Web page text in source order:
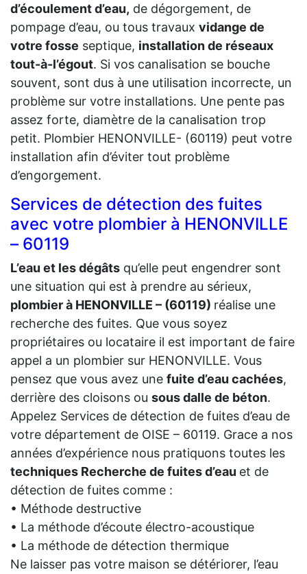
d’écoulement d’eau, de dégorgement, de
pompage d’eau, ou tous travaux vidange de
votre fosse septique, installation de réseaux
tout-à-l’égout. Si vos canalisation se bouche
souvent, sont dus à une utilisation incorrecte, un
problème sur votre installations. Une pente pas
assez forte, diamètre de la canalisation trop
petit. Plombier HENONVILLE- (60119) peut votre
installation afin d’éviter tout problème
d’engorgement.
Services de détection des fuites
avec votre plombier à HENONVILLE
– 60119
L’eau et les dégâts qu’elle peut engendrer sont
une situation qui est à prendre au sérieux,
plombier à HENONVILLE – (60119) réalise une
recherche des fuites. Que vous soyez
propriétaires ou locataire il est important de faire
appel a un plombier sur HENONVILLE. Vous
pensez que vous avez une fuite d’eau cachées,
derrière des cloisons ou sous dalle de béton.
Appelez Services de détection de fuites d’eau de
votre département de OISE – 60119. Grace a nos
années d’expérience nous pratiquons toutes les
techniques Recherche de fuites d’eau et de
détection de fuites comme :
• Méthode destructive
• La méthode d’écoute électro-acoustique
• La méthode de détection thermique
Ne laisser pas votre maison se détériorer, l’eau